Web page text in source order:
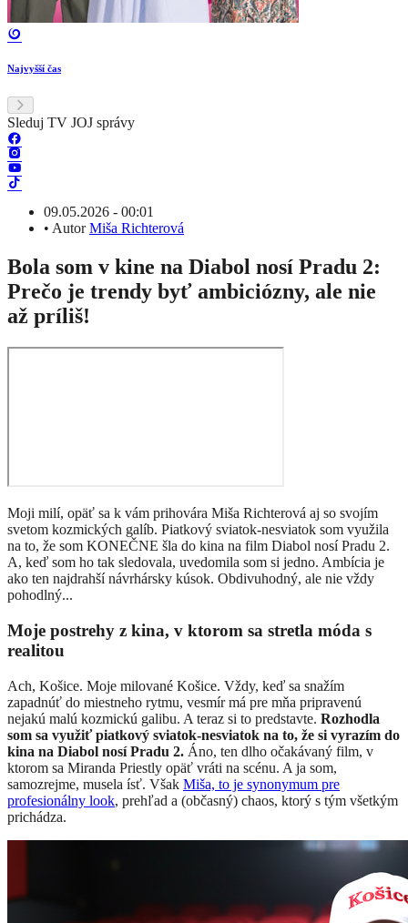
Najvyšší čas
Sleduj TV JOJ správy
09.05.2026 - 00:01
• AutorMiša Richterová
Bola som v kine na Diabol nosí Pradu 2:
Prečo je trendy byť ambiciózny, ale nie
až príliš!
Moji milí, opäť sa k vám prihovára Miša Richterová aj so svojím
svetom kozmických galíb. Piatkový sviatok-nesviatok som využila
na to, že som KONEČNE šla do kina na film Diabol nosí Pradu 2.
A, keď som ho tak sledovala, uvedomila som si jedno. Ambícia je
ako ten najdrahší návrhársky kúsok. Obdivuhodný, ale nie vždy
pohodlný...
Moje postrehy z kina, v ktorom sa stretla móda s
realitou
Ach, Košice. Moje milované Košice. Vždy, keď sa snažím
zapadnúť do miestneho rytmu, vesmír má pre mňa pripravenú
nejakú malú kozmickú galibu. A teraz si to predstavte. Rozhodla
som sa využiť piatkový sviatok-nesviatok na to, že si vyrazím do
kina na Diabol nosí Pradu 2. Áno, ten dlho očakávaný film, v
ktorom sa Miranda Priestly opäť vráti na scénu. A ja som,
samozrejme, musela ísť. Však Miša, to je synonymum pre
profesionálny look, prehľad a (občasný) chaos, ktorý s tým všetkým
prichádza.